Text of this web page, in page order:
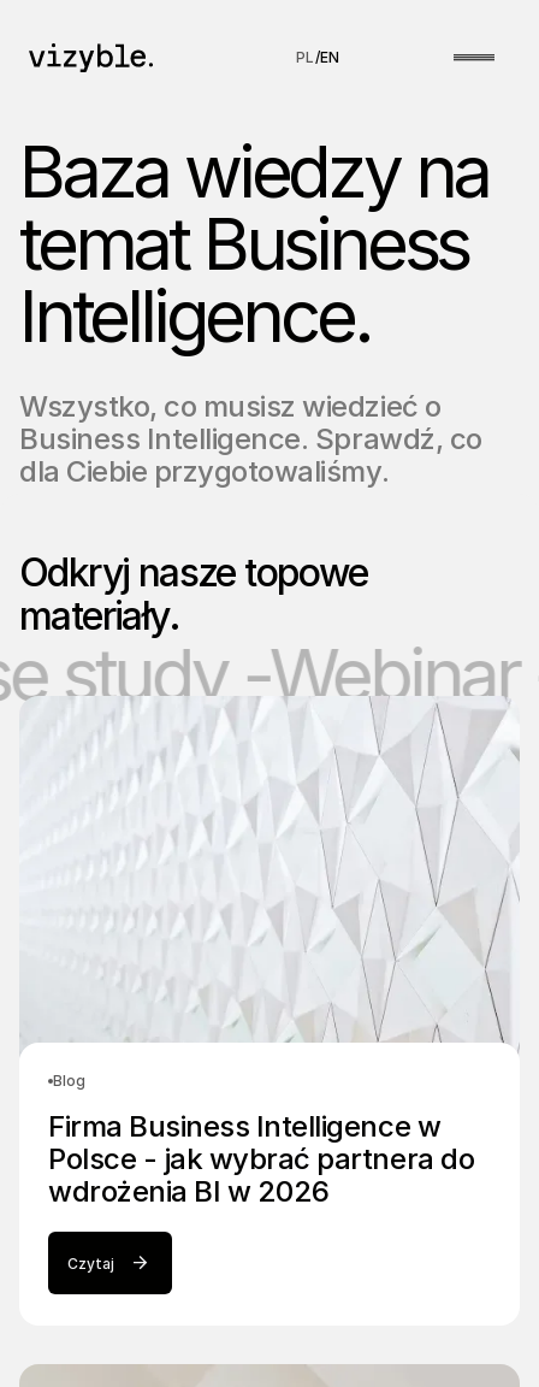
PL/EN
Baza wiedzy na
temat Business
Intelligence.
Wszystko, co musisz wiedzieć o
Business Intelligence. Sprawdź, co
dla Ciebie przygotowaliśmy.
Odkryj nasze topowe
materiały.
study -Webinar -
Blog
Firma Business Intelligence w
Polsce - jak wybrać partnera do
wdrożenia BI w 2026
Czytaj